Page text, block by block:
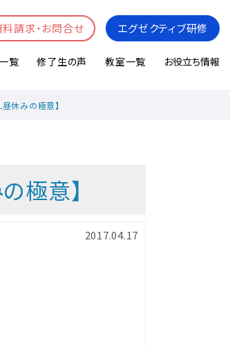
料請求・お問合せ エグゼクティブ研修
覧 修了生の声 教室一覧 お役立ち情報
休みの極意】
極意】
2017.04.17